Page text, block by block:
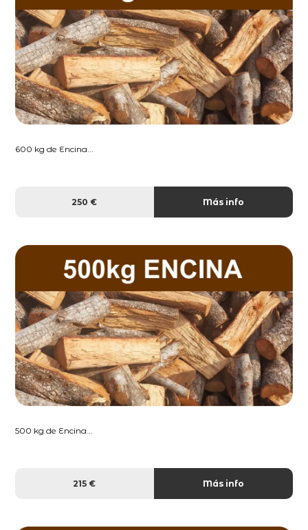
600 kg de Encina...
250 € Más info
500 kg de Encina...
215 € Más info